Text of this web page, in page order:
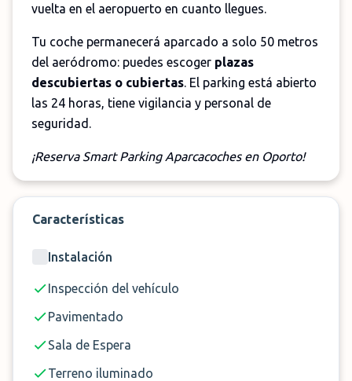
vuelta en el aeropuerto en cuanto llegues.
Tu coche permanecerá aparcado a solo 50 metros
del aeródromo: puedes escoger plazas
descubiertas o cubiertas. El parking está abierto
las 24 horas, tiene vigilancia y personal de
seguridad.
¡Reserva Smart Parking Aparcacoches en Oporto!
🚘 Servicio
👌 Además
Lavacoches
Características
Instalación
Inspección del vehículo
Pavimentado
Sala de Espera
Terreno iluminado